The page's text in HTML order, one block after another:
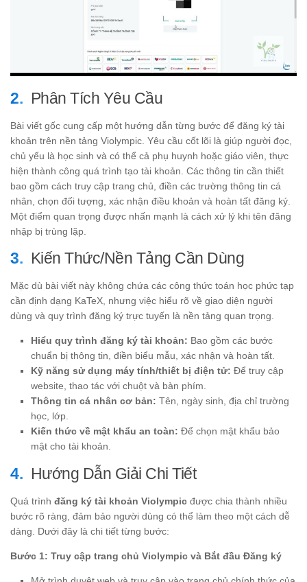
Phân Tích Yêu Cầu
Bài viết gốc cung cấp một hướng dẫn từng bước để đăng ký tài
khoản trên nền tảng Violympic. Yêu cầu cốt lõi là giúp người đọc,
chủ yếu là học sinh và có thể cả phụ huynh hoặc giáo viên, thực
hiện thành công quá trình tạo tài khoản. Các thông tin cần thiết
bao gồm cách truy cập trang chủ, điền các trường thông tin cá
nhân, chọn đối tượng, xác nhận điều khoản và hoàn tất đăng ký.
Một điểm quan trọng được nhấn mạnh là cách xử lý khi tên đăng
nhập bị trùng lặp.
Kiến Thức/Nền Tảng Cần Dùng
Mặc dù bài viết này không chứa các công thức toán học phức tạp
cần định dạng KaTeX, nhưng việc hiểu rõ về giao diện người
dùng và quy trình đăng ký trực tuyến là nền tảng quan trọng.
Hiểu quy trình đăng ký tài khoản: Bao gồm các bước
chuẩn bị thông tin, điền biểu mẫu, xác nhận và hoàn tất.
Kỹ năng sử dụng máy tính/thiết bị điện tử: Để truy cập
website, thao tác với chuột và bàn phím.
Thông tin cá nhân cơ bản: Tên, ngày sinh, địa chỉ trường
học, lớp.
Kiến thức về mật khẩu an toàn: Để chọn mật khẩu bảo
mật cho tài khoản.
Hướng Dẫn Giải Chi Tiết
Quá trình đăng ký tài khoản Violympic được chia thành nhiều
bước rõ ràng, đảm bảo người dùng có thể làm theo một cách dễ
dàng. Dưới đây là chi tiết từng bước:
Bước 1: Truy cập trang chủ Violympic và Bắt đầu Đăng ký